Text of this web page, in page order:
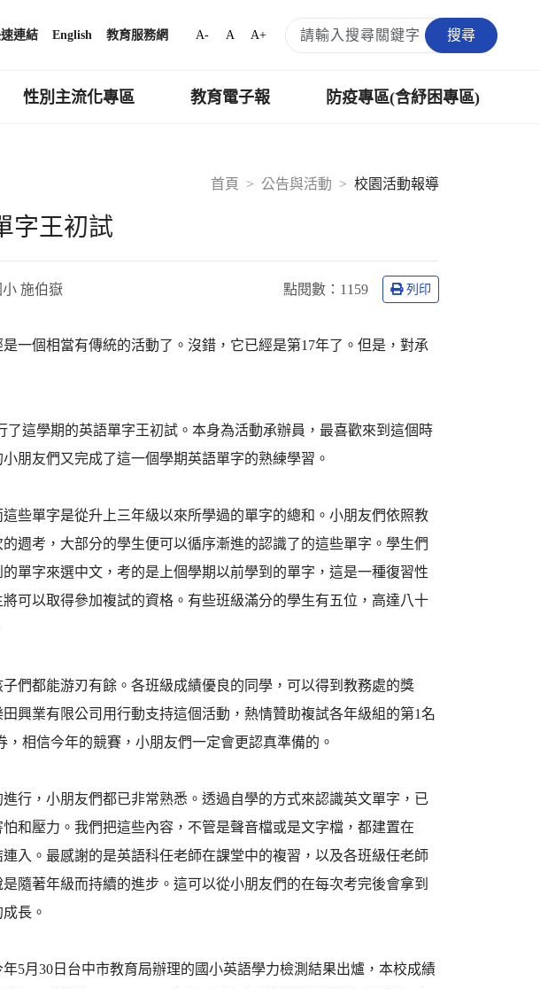
連結 English 教育服務網 A- A A+ 搜尋
性別主流化專區 教育電子報 防疫專區(含紓困專區)
首頁
公告與活動 校園活動報導
字王初試
施伯嶽 點閱數： 1159 列印
一個相當有傳統的活動了。沒錯，它已經是第17年了。但是，對承
了這學期的英語單字王初試。本身為活動承辦員，最喜歡來到這個時
朋友們又完成了這一個學期英語單字的熟練學習。
些單字是從升上三年級以來所學過的單字的總和。小朋友們依照教
週考，大部分的學生便可以循序漸進的認識了的這些單字。學生們
單字來選中文，考的是上個學期以前學到的單字，這是一種復習性
可以取得參加複試的資格。有些班級滿分的學生有五位，高達八十
們都能游刃有餘。各班級成績優良的同學，可以得到教務處的獎
興業有限公司用行動支持這個活動，熱情贊助複試各年級組的第1名
相信今年的競賽，小朋友們一定會更認真準備的。
行，小朋友們都已非常熟悉。透過自學的方式來認識英文單字，已
和壓力。我們把這些內容，不管是聲音檔或是文字檔，都建置在
入。最感謝的是英語科任老師在課堂中的複習，以及各班級任老師
隨著年級而持續的進步。這可以從小朋友們的在每次考完後會拿到
長。
5月30日台中市教育局辦理的國小英語學力檢測結果出爐，本校成績